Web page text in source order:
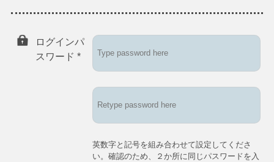
ログインパ
スワード *
英数字と記号を組み合わせて設定してくださ
い。確認のため、２か所に同じパスワードを入